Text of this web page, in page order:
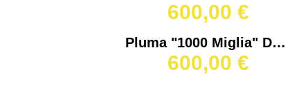
600,00 €
Pluma "1000 Miglia" Delta
600,00 €